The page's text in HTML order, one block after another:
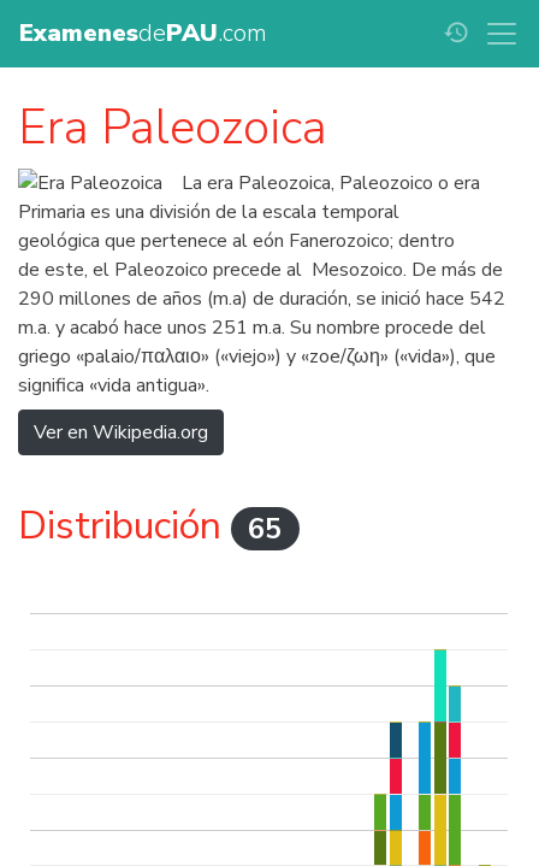
ExamenesdePAU.com history
Era Paleozoica
La era Paleozoica, Paleozoico o era
Primaria es una división de la escala temporal
geológica que pertenece al eón Fanerozoico; dentro
de este, el Paleozoico precede al Mesozoico. De más de
290 millones de años (m.a) de duración, se inició hace 542
m.a. y acabó hace unos 251 m.a. Su nombre procede del
griego «palaio/παλαιο» («viejo») y «zoe/ζωη» («vida»), que
significa «vida antigua».
Ver en Wikipedia.org
Distribución 65